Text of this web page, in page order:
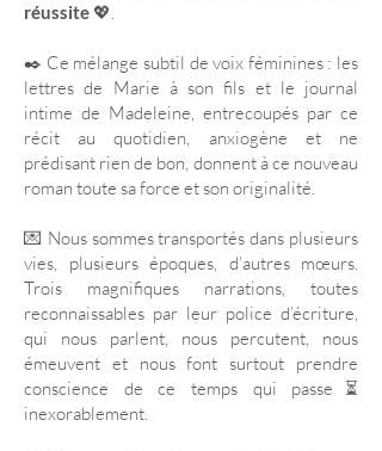
réussite 💖.
✒️ Ce mélange subtil de voix féminines : les
lettres de Marie à son fils et le journal
intime de Madeleine, entrecoupés par ce
récit au quotidien, anxiogène et ne
prédisant rien de bon, donnent à ce nouveau
roman toute sa force et son originalité.
💌 Nous sommes transportés dans plusieurs
vies, plusieurs époques, d’autres mœurs.
Trois magnifiques narrations, toutes
reconnaissables par leur police d’écriture,
qui nous parlent, nous percutent, nous
émeuvent et nous font surtout prendre
conscience de ce temps qui passe⏳
inexorablement.